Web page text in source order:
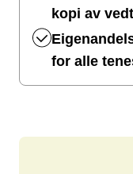
kopi av
for alle